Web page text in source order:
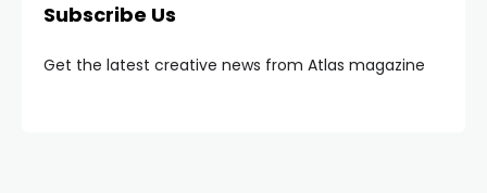
Subscribe Us
Get the latest creative news from Atlas magazine